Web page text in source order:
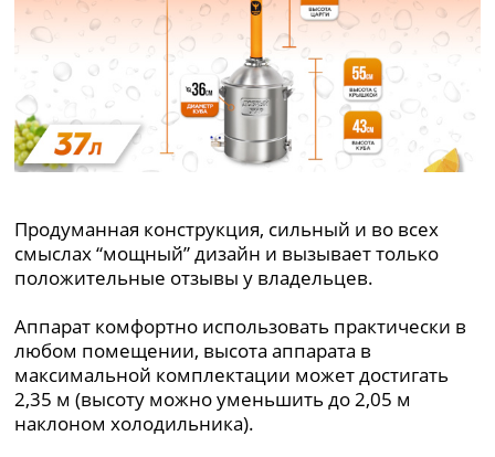
Продуманная конструкция, сильный и во всех
смыслах “мощный” дизайн и вызывает только
положительные отзывы у владельцев.
Аппарат комфортно использовать практически в
любом помещении, высота аппарата в
максимальной комплектации может достигать
2,35 м (высоту можно уменьшить до 2,05 м
наклоном холодильника).